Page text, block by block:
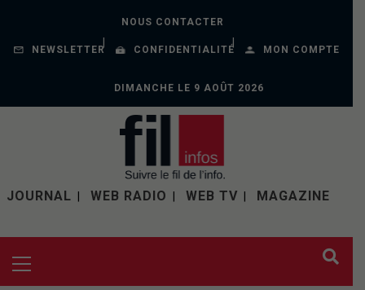
NOUS CONTACTER
NEWSLETTER CONFIDENTIALITÉ MON COMPTE
DIMANCHE LE 9 AOÛT 2026
JOURNAL WEB RADIO WEB TV MAGAZINE